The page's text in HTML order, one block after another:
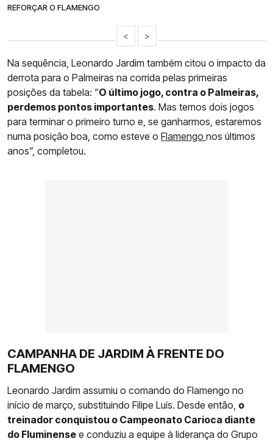
REFORÇAR O FLAMENGO
< >
Na sequência, Leonardo Jardim também citou o impacto da
derrota para o Palmeiras na corrida pelas primeiras
posições da tabela: “O último jogo, contra o Palmeiras,
perdemos pontos importantes. Mas temos dois jogos
para terminar o primeiro turno e, se ganharmos, estaremos
numa posição boa, como esteve o Flamengo nos últimos
anos”, completou.
CAMPANHA DE JARDIM À FRENTE DO
FLAMENGO
Leonardo Jardim assumiu o comando do Flamengo no
início de março, substituindo Filipe Luís. Desde então, o
treinador conquistou o Campeonato Carioca diante
do Fluminense e conduziu a equipe à liderança do Grupo